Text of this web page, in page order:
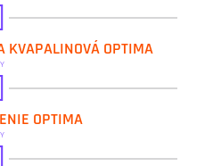
KVAPALINOVÁ OPTIMA
03
OPTIMA